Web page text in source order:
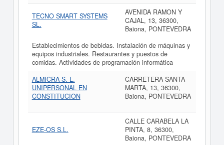
TECNO SMART SYSTEMS
SL.
AVENIDA RAMON Y
CAJAL, 13, 36300,
Baiona, PONTEVEDRA
Establecimientos de bebidas. Instalación de máquinas y
equipos industriales. Restaurantes y puestos de
comidas. Actividades de programación informática
ALMICRA S. L.
UNIPERSONAL EN
CONSTITUCION
CARRETERA SANTA
MARTA, 13, 36300,
Baiona, PONTEVEDRA
EZE-OS S.L.
CALLE CARABELA LA
PINTA, 8, 36300,
Baiona, PONTEVEDRA